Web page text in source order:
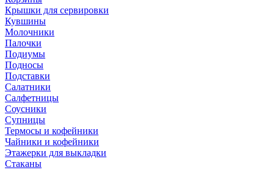
Крышки для сервировки
Кувшины
Молочники
Палочки
Подиумы
Подносы
Подставки
Салатники
Салфетницы
Соусники
Супницы
Термосы и кофейники
Чайники и кофейники
Этажерки для выкладки
Стаканы